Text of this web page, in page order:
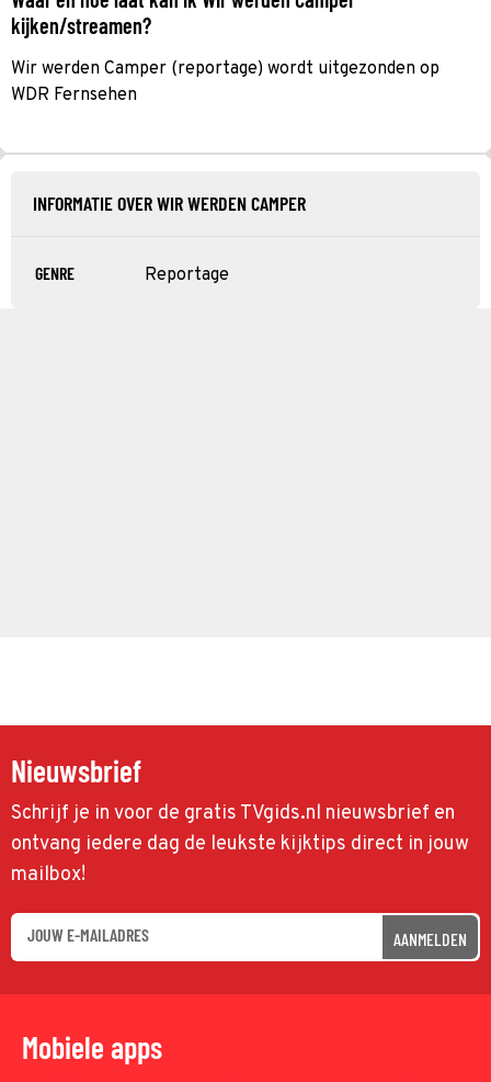
kijken/streamen?
Wir werden Camper (reportage) wordt uitgezonden op
WDR Fernsehen
INFORMATIE OVER WIR WERDEN CAMPER
GENRE Reportage
Nieuwsbrief
Schrijf je in voor de gratis TVgids.nl nieuwsbrief en
ontvang iedere dag de leukste kijktips direct in jouw
mailbox!
AANMELDEN
Mobiele apps